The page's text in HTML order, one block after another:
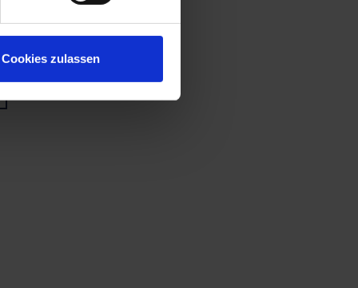
Cookies zulassen